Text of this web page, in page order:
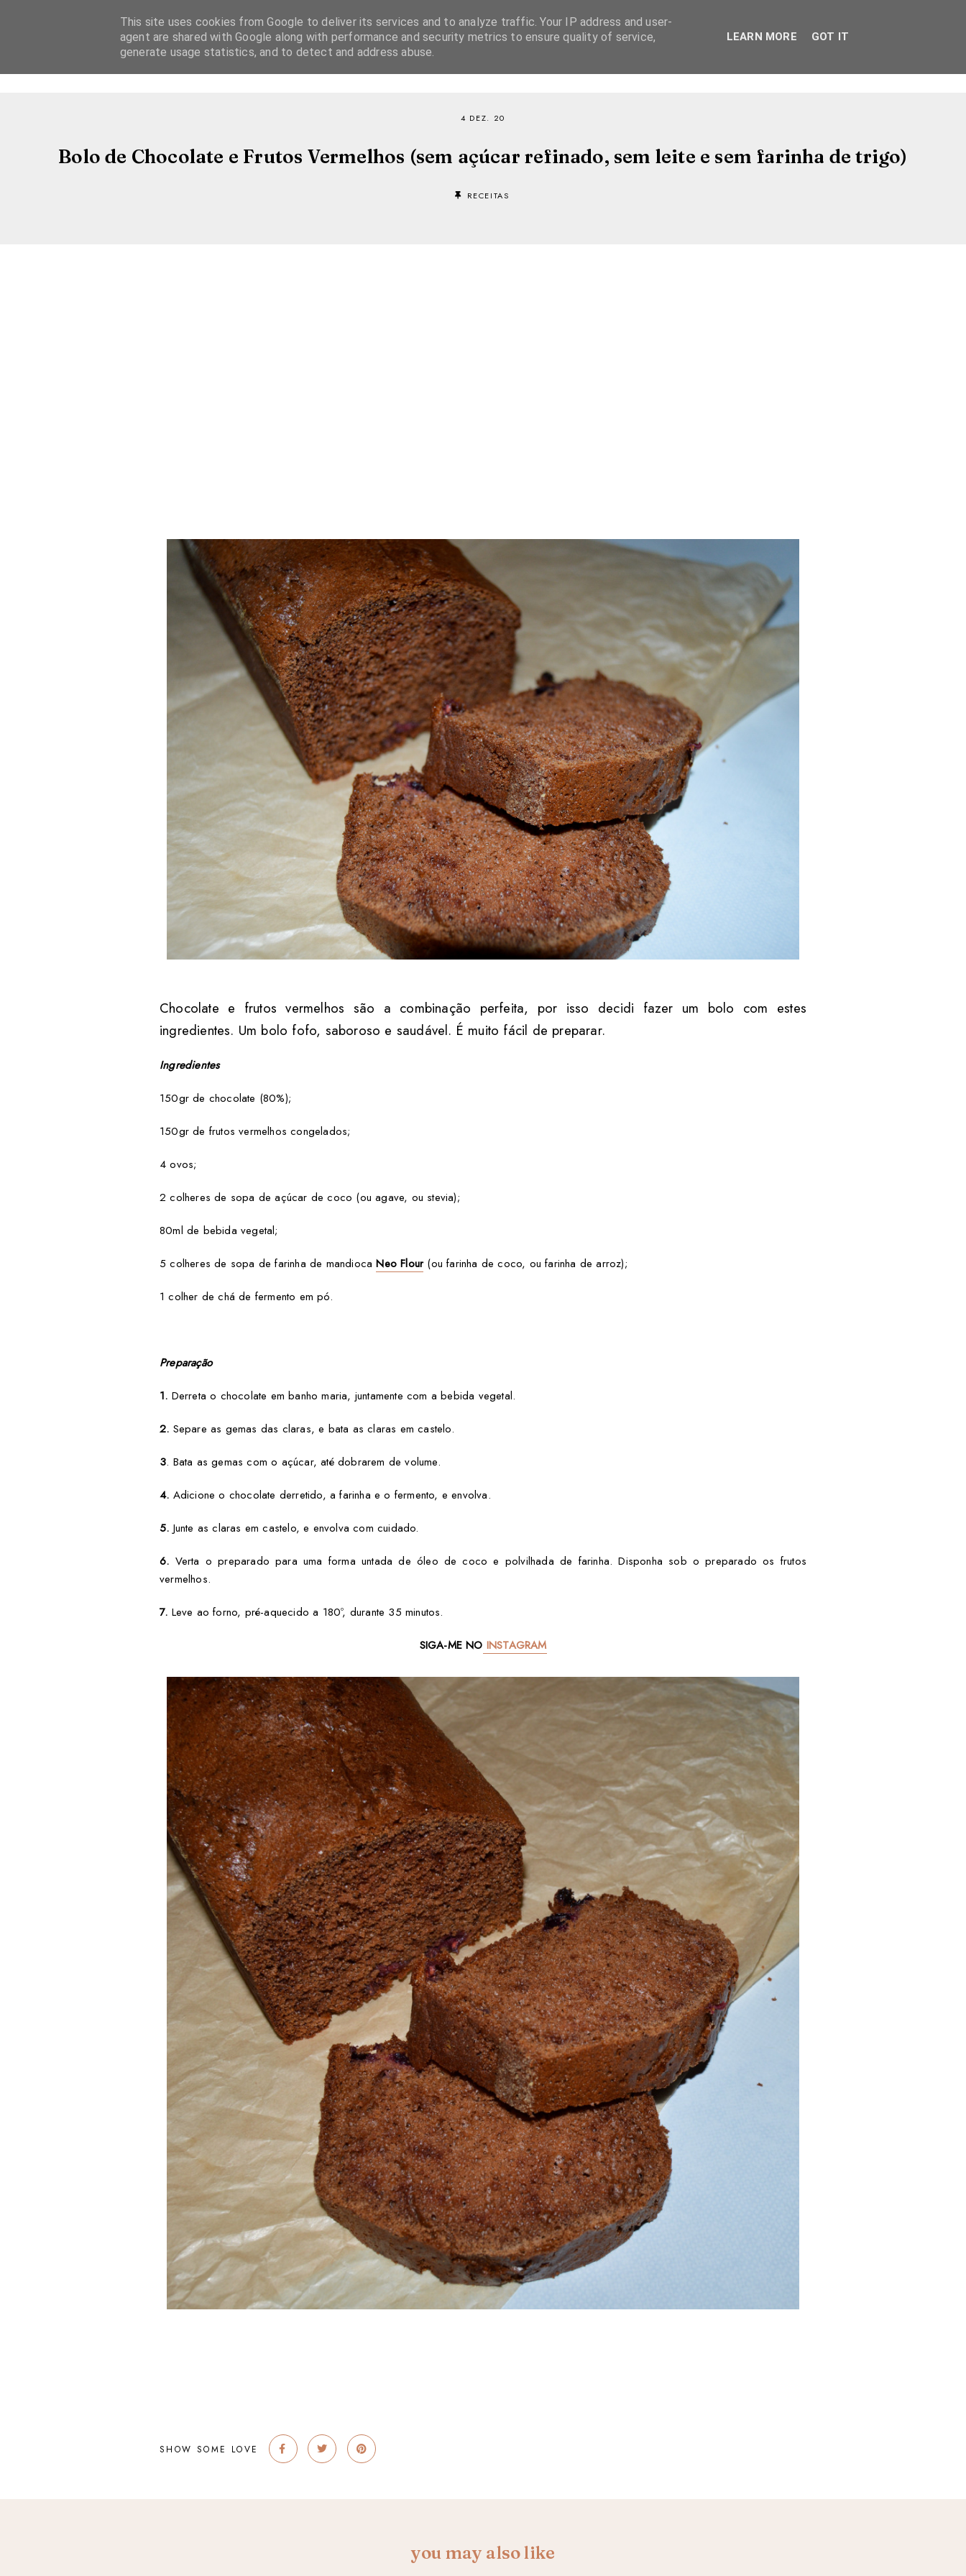
SOBRE RECEITAS
4 DEZ. 20
Bolo de Chocolate e Frutos Vermelhos (sem açúcar refinado, sem leite e sem farinha de trigo)
RECEITAS
Chocolate e frutos vermelhos são a combinação perfeita, por isso decidi fazer um bolo com estes
ingredientes. Um bolo fofo, saboroso e saudável. É muito fácil de preparar.
Ingredientes
150gr de chocolate (80%);
150gr de frutos vermelhos congelados;
4 ovos;
2 colheres de sopa de açúcar de coco (ou agave, ou stevia);
80ml de bebida vegetal;
5 colheres de sopa de farinha de mandiocaNeo Flour(ou farinha de coco, ou farinha de arroz);
1 colher de chá de fermento em pó.
Preparação
1. Derreta o chocolate em banho maria, juntamente com a bebida vegetal.
2. Separe as gemas das claras, e bata as claras em castelo.
3. Bata as gemas com o açúcar, até dobrarem de volume.
4. Adicione o chocolate derretido, a farinha e o fermento, e envolva.
5. Junte as claras em castelo, e envolva com cuidado.
6. Verta o preparado para uma forma untada de óleo de coco e polvilhada de farinha. Disponha sob o preparado os frutos
vermelhos.
7. Leve ao forno, pré-aquecido a 180º, durante 35 minutos.
SIGA-ME NO INSTAGRAM
SHOW SOME LOVE
you may also like
This site uses cookies from Google to deliver its services and to analyze traffic. Your IP address and user-
agent are shared with Google along with performance and security metrics to ensure quality of service,
generate usage statistics, and to detect and address abuse.
LEARN MORE GOT IT